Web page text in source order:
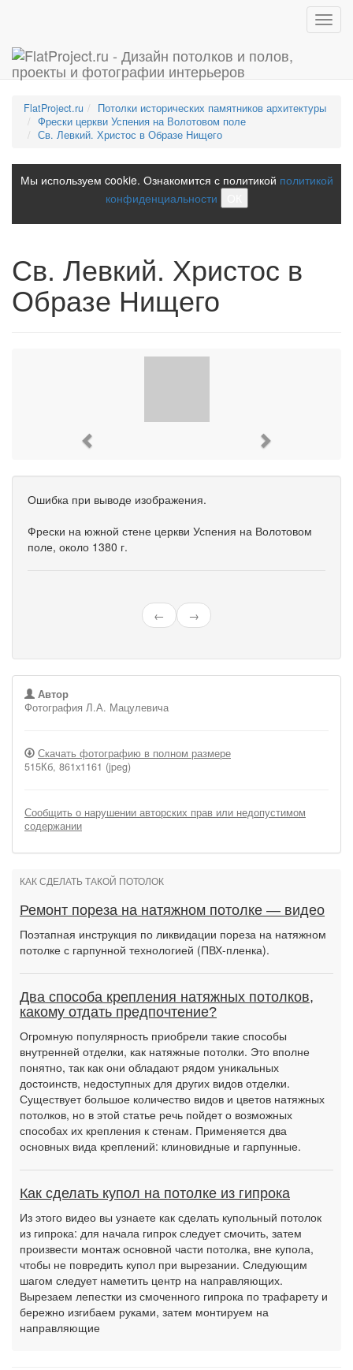
FlatProject.ru
Потолки исторических памятников архитектуры
Фрески церкви Успения на Волотовом поле
Св. Левкий. Христос в Образе Нищего
Мы используем cookie. Ознакомится с политикой политикой
конфиденциальности
Св. Левкий. Христос в
Образе Нищего
Ошибка при выводе изображения.
Фрески на южной стене церкви Успения на Волотовом
поле, около 1380 г.
← →
Автор
Фотография Л.А. Мацулевича
Скачать фотографию в полном размере
515Кб, 861x1161 (jpeg)
Сообщить о нарушении авторских прав или недопустимом
содержании
КАК СДЕЛАТЬ ТАКОЙ ПОТОЛОК
Ремонт пореза на натяжном потолке — видео
Поэтапная инструкция по ликвидации пореза на натяжном
потолке с гарпунной технологией (ПВХ-пленка).
Два способа крепления натяжных потолков,
какому отдать предпочтение?
Огромную популярность приобрели такие способы
внутренней отделки, как натяжные потолки. Это вполне
понятно, так как они обладают рядом уникальных
достоинств, недоступных для других видов отделки.
Существует большое количество видов и цветов натяжных
потолков, но в этой статье речь пойдет о возможных
способах их крепления к стенам. Применяется два
основных вида креплений: клиновидные и гарпунные.
Как сделать купол на потолке из гипрока
Из этого видео вы узнаете как сделать купольный потолок
из гипрока: для начала гипрок следует смочить, затем
произвести монтаж основной части потолка, вне купола,
чтобы не повредить купол при вырезании. Следующим
шагом следует наметить центр на направляющих.
Вырезаем лепестки из смоченного гипрока по трафарету и
бережно изгибаем руками, затем монтируем на
направляющие